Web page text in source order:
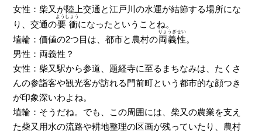
女性：柴又が陸上交通と江戸川の水運が結節する場所にな
り、交通の要衝
ようしょう
になったということね。
埴輪：価値の2つ目は、都市と農村の両義性
りょうぎせい
。
男性：両義性？
女性：柴又駅から参道、題経寺に至るまちなみは、たくさ
んの参詣客や観光客が訪れる門前町という都市的な顔つき
が印象深いわよね。
埴輪：そうだね。でも、この周囲には、柴又の農業を支え
た柴又用水の流路や耕地整理の区画が残っていたり、農村